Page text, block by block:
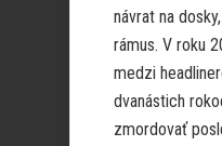
návrat na
rámus. V roku
medzi
dvanástich
zmordovať